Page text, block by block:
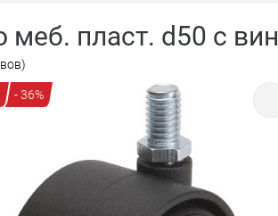
меб. пласт. d50 с
- 36%